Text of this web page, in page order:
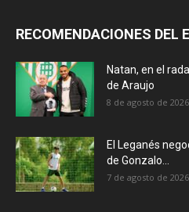
RECOMENDACIONES DEL
Natan, en el
de Araujo
8 de agosto de 2026
El Leganés
de Gonzalo...
7 de agosto de 2026